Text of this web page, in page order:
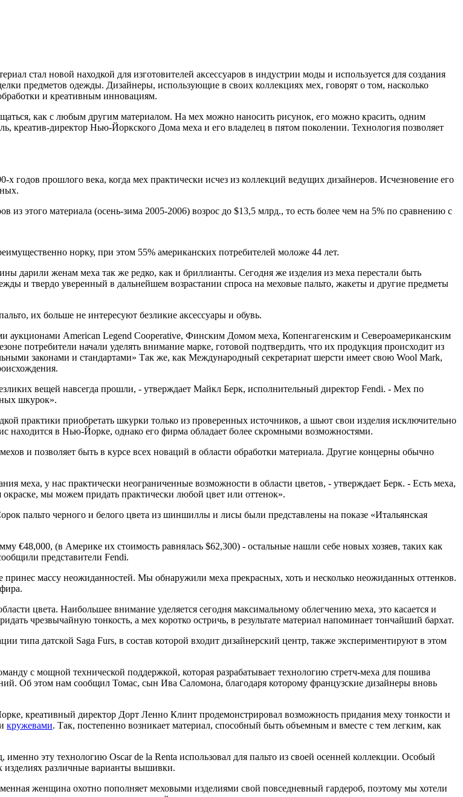
стал новой находкой для изготовителей аксессуаров в индустрии моды и используется для создания
предметов одежды. Дизайнеры, использующие в своих коллекциях мех, говорят о том, насколько
и креативным инновациям.
как с любым другим материалом. На мех можно наносить рисунок, его можно красить, одним
креатив-директор Нью-Йоркского Дома меха и его владелец в пятом поколении. Технология позволяет
прошлого века, когда мех практически исчез из коллекций ведущих дизайнеров. Исчезновение его
этого материала (осень-зима 2005-2006) возрос до $13,5 млрд., то есть более чем на 5% по сравнению с
норку, при этом 55% американских потребителей моложе 44 лет.
дарили женам меха так же редко, как и бриллианты. Сегодня же изделия из меха перестали быть
и твердо уверенный в дальнейшем возрастании спроса на меховые пальто, жакеты и другие предметы
их больше не интересуют безликие аксессуары и обувь.
аукционами American Legend Cooperative, Финским Домом меха, Копенгагенским и Североамериканским
потребители начали уделять внимание марке, готовой подтвердить, что их продукция происходит из
законами и стандартами» Так же, как Международный секретариат шерсти имеет свою Wool Mark,
вещей навсегда прошли, - утверждает Майкл Берк, исполнительный директор Fendi. - Мех по
шкурок».
практики приобретать шкурки только из проверенных источников, а шьют свои изделия исключительно
в Нью-Йорке, однако его фирма обладает более скромными возможностями.
и позволяет быть в курсе всех новаций в области обработки материала. Другие концерны обычно
меха, у нас практически неограниченные возможности в области цветов, - утверждает Берк. - Есть меха,
мы можем придать практически любой цвет или оттенок».
пальто черного и белого цвета из шиншиллы и лисы были представлены на показе «Итальянская
€48,000, (в Америке их стоимость равнялась $62,300) - остальные нашли себе новых хозяев, таких как
представители Fendi.
массу неожиданностей. Мы обнаружили меха прекрасных, хоть и несколько неожиданных оттенков.
цвета. Наибольшее внимание уделяется сегодня максимальному облегчению меха, это касается и
чрезвычайную тонкость, а мех коротко остричь, в результате материал напоминает тончайший бархат.
датской Saga Furs, в состав которой входит дизайнерский центр, также экспериментируют в этом
с мощной технической поддержкой, которая разрабатывает технологию стретч-меха для пошива
Об этом нам сообщил Томас, сын Ива Саломона, благодаря которому французские дизайнеры вновь
креативный директор Дорт Ленно Клинт продемонстрировал возможность придания меху тонкости и
кружевами. Так, постепенно возникает материал, способный быть объемным и вместе с тем легким, как
эту технологию Oscar de la Renta использовал для пальто из своей осенней коллекции. Особый
изделиях различные варианты вышивки.
женщина охотно пополняет меховыми изделиями свой повседневный гардероб, поэтому мы хотели